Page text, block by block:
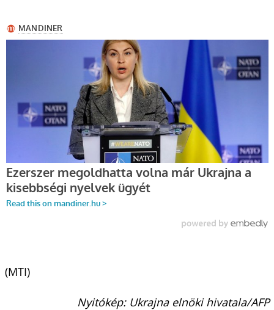
(MTI)
Nyitókép: Ukrajna elnöki hivatala/AFP